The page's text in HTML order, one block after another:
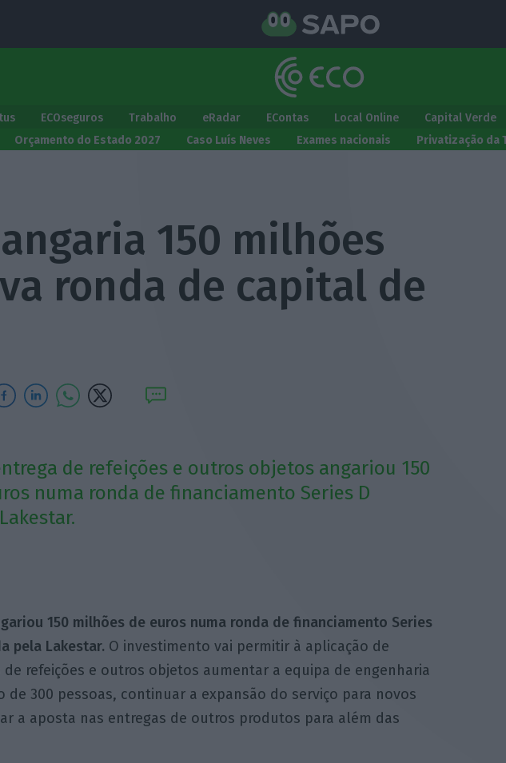
ECOseguros Trabalho eRadar EContas Local Online Capital Verde
Orçamento do Estado 2027
Caso Luís Neves Exames nacionais Privatização da
150 milhões
ronda de capital de
de refeições e outros objetos angariou 150
numa ronda de financiamento Series D
150 milhões de euros numa ronda de financiamento Series
pela Lakestar. O investimento vai permitir à aplicação de
de refeições e outros objetos aumentar a equipa de engenharia
de 300 pessoas, continuar a expansão do serviço para novos
a aposta nas entregas de outros produtos para além das